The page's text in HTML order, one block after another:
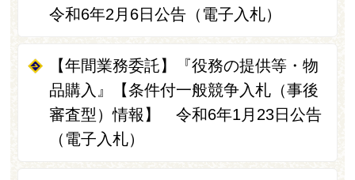
令和6年2月6日公告（電子入札）
【年間業務委託】『役務の提供等・物
品購入』【条件付一般競争入札（事後
審査型）情報】 令和6年1月23日公告
（電子入札）